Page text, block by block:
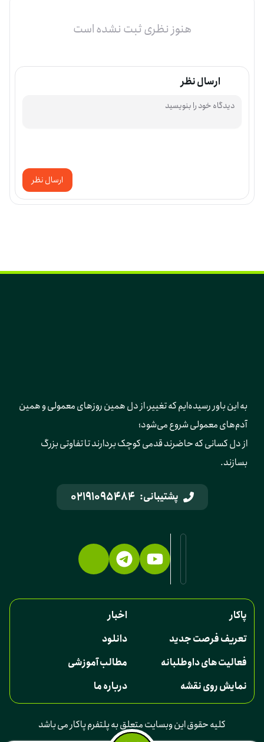
هنوز نظری ثبت نشده است
ارسال نظر
ارسال نظر
به این باور رسیده‌ایم که تغییر، از دل همین روزهای معمولی و همین
آدم‌های معمولی شروع می‌شود؛
از دل کسانی که حاضرند قدمی کوچک بردارند تا تفاوتی بزرگ
بسازند.
پشتیبانی: 02191095484
پاکار
اخبار
تعریف فرصت جدید
دانلود
فعالیت های داوطلبانه
مطالب آموزشی
نمایش روی نقشه
درباره ما
کلیه حقوق این وبسایت متعلق به پلتفرم پاکار می باشد